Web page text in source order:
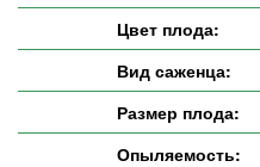
Цвет плода:
Вид саженца:
Размер плода:
Опыляемость: